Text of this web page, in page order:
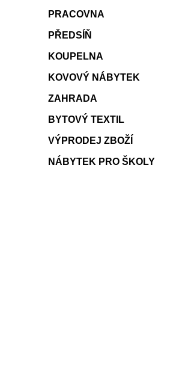
PRACOVNA
PŘEDSÍŇ
KOUPELNA
KOVOVÝ NÁBYTEK
ZAHRADA
BYTOVÝ TEXTIL
VÝPRODEJ ZBOŽÍ
NÁBYTEK PRO ŠKOLY